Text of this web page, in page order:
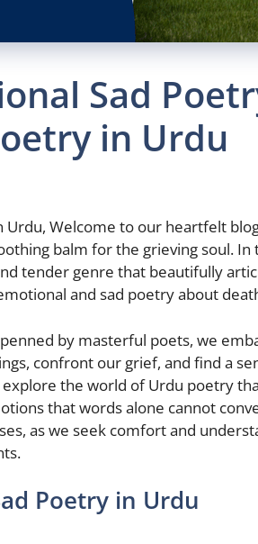
Sad
in Urdu
Urdu, Welcome to our heartfelt
balm for the grieving soul. In
tender genre that beautifully
and sad poetry about
by masterful poets, we
confront our grief, and find a
explore the world of Urdu poetry
that words alone cannot
as we seek comfort and
Poetry in Urdu